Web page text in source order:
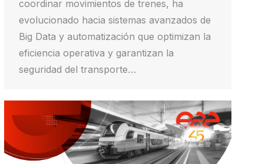
coordinar movimientos de trenes, ha
evolucionado hacia sistemas avanzados de
Big Data y automatización que optimizan la
eficiencia operativa y garantizan la
seguridad del transporte…